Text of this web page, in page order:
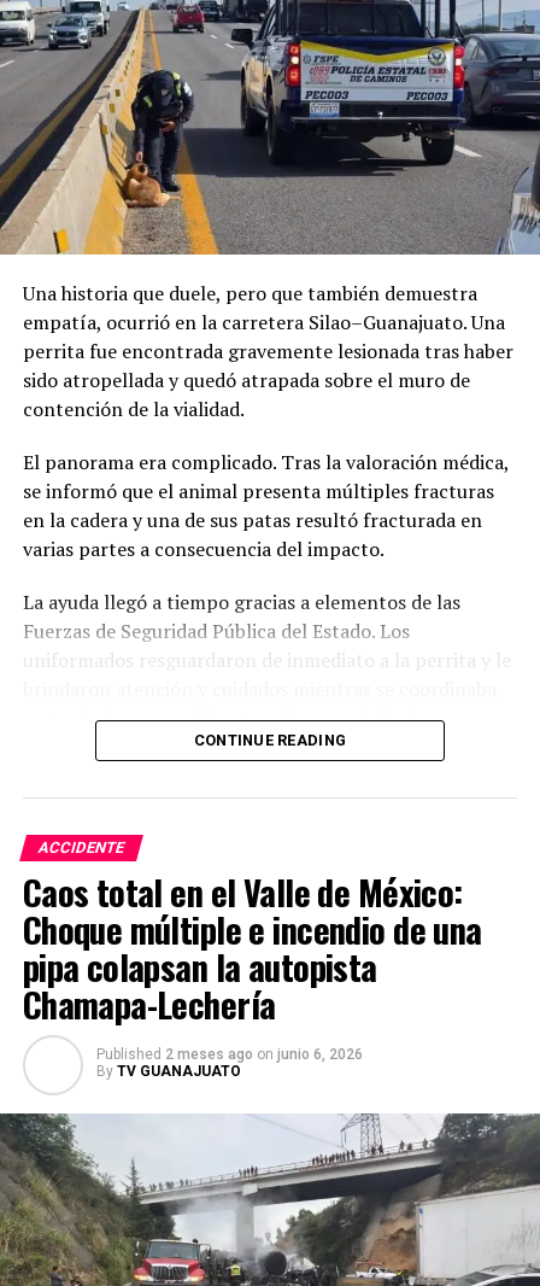
La ciudadanía esperaba una transformación visible del
paisaje urbano; sin embargo, para muchos el resultado
quedó lejos de las expectativas y demuestra que una
intervención de este tipo requiere una planeación
completa y una estrategia de largo plazo, no
únicamente el retiro de algunos metros de cable.
Una historia que duele, pero que también demuestra
empatía, ocurrió en la carretera Silao–Guanajuato. Una
perrita fue encontrada gravemente lesionada tras haber
sido atropellada y quedó atrapada sobre el muro de
contención de la vialidad.
El panorama era complicado. Tras la valoración médica,
se informó que el animal presenta múltiples fracturas
en la cadera y una de sus patas resultó fracturada en
varias partes a consecuencia del impacto.
La ayuda llegó a tiempo gracias a elementos de las
Fuerzas de Seguridad Pública del Estado. Los
uniformados resguardaron de inmediato a la perrita y le
su traslado para recibir atención especializada.
clínica Capital Vet, donde ya fue valorada y atendida por
el equipo médico. A pesar de la gravedad de sus lesiones,
los especialistas señalan que tiene posibilidades
favorables de recuperación con los cuidados necesarios.
CONTINUE READING
ACCIDENTE
Caos total en el Valle de México:
Choque múltiple e incendio de una
pipa colapsan la autopista
Chamapa-Lechería
Published 2 meses ago on junio 6, 2026
By TV GUANAJUATO